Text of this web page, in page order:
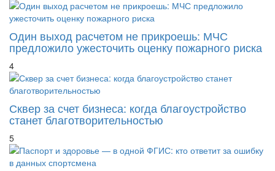
Один выход расчетом не прикроешь: МЧС
предложило ужесточить оценку пожарного риска
4
Сквер за счет бизнеса: когда благоустройство
станет благотворительностью
5